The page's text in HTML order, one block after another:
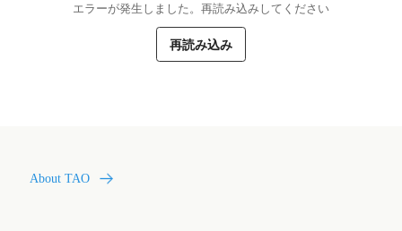
エラーが発生しました。再読み込みしてください
再読み込み
About TAO